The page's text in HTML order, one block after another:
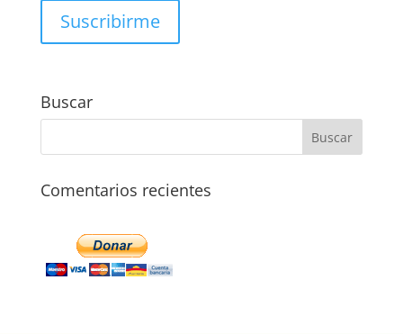
Suscribirme
Buscar
Comentarios recientes